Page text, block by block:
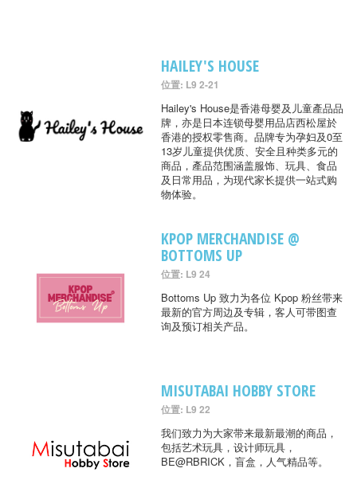
HAILEY'S HOUSE
位置: L9 2-21
Hailey's House是香港母婴及儿童產品品
牌，亦是日本连锁母婴用品店西松屋於
香港的授权零售商。品牌专为孕妇及0至
13岁儿童提供优质、安全且种类多元的
商品，產品范围涵盖服饰、玩具、食品
及日常用品，为现代家长提供一站式购
物体验。
KPOP MERCHANDISE @
BOTTOMS UP
位置: L9 24
Bottoms Up 致力为各位 Kpop 粉丝带来
最新的官方周边及专辑，客人可带图查
询及预订相关产品。
MISUTABAI HOBBY STORE
位置: L9 22
我们致力为大家带来最新最潮的商品，
包括艺术玩具，设计师玩具，
BE@RBRICK，盲盒，人气精品等。